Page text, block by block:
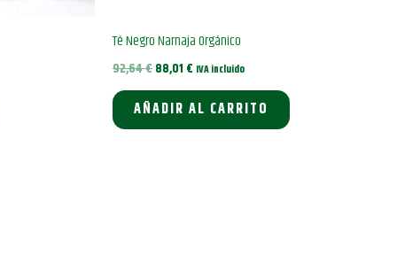
Té Negro Narnaja Orgánico
92,64€El
original
era:
92,64 €.
88,01€ El
actual
es:
88,01 €.
IVA incluido
AÑADIR AL CARRITO